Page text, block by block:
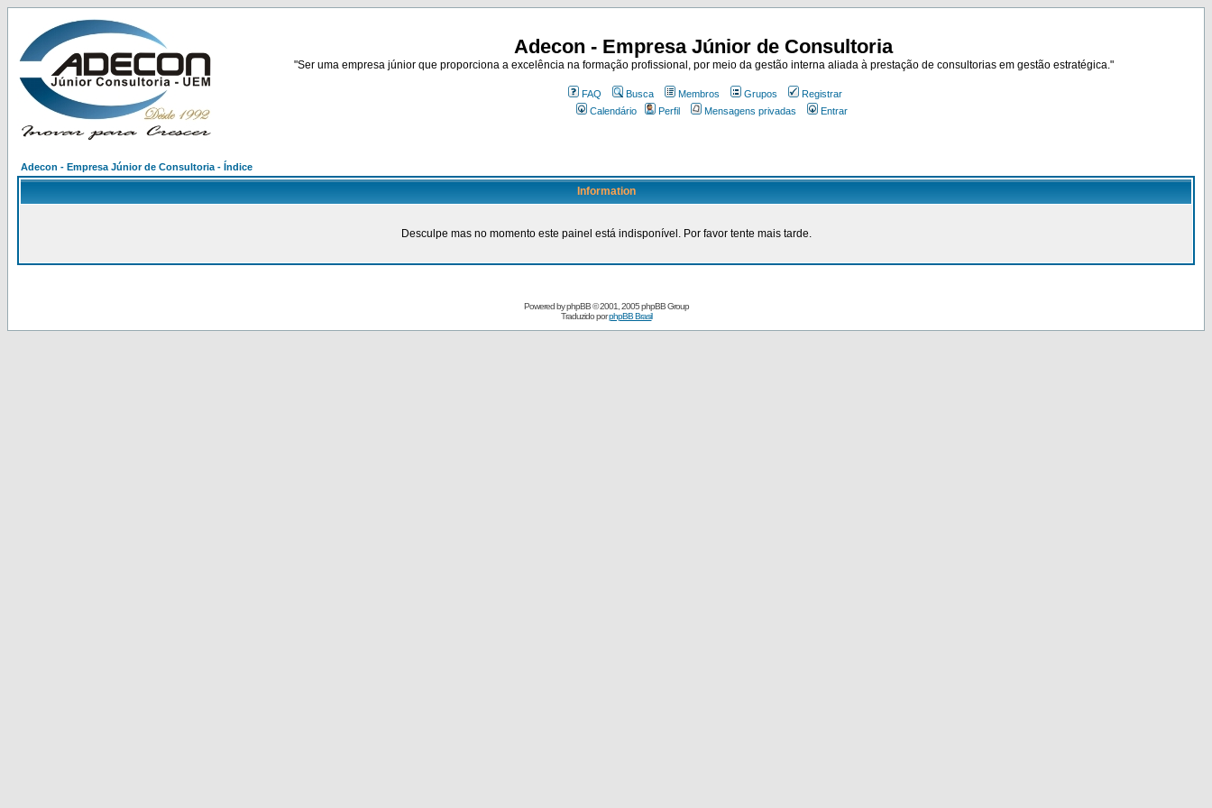
Adecon - Empresa Júnior de Consultoria
"Ser uma empresa júnior que proporciona a excelência na formação profissional, por meio da gestão interna aliada à prestação de consultorias em gestão estratégica."
FAQ Busca Membros Grupos
Registrar
Calendário
Perfil Mensagens privadas Entrar
Adecon - Empresa Júnior de Consultoria - Índice
Information
Desculpe mas no momento este painel está indisponível. Por favor tente mais tarde.
Powered byphpBB© 2001, 2005 phpBB Group
Traduzido porphpBB Brasil